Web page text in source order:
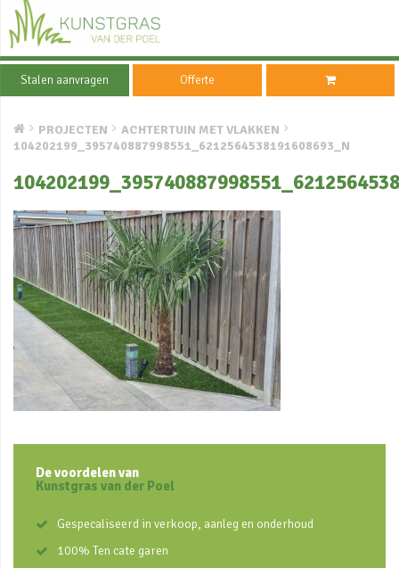
Stalen aanvragen Offerte
PROJECTEN
ACHTERTUIN MET VLAKKEN
104202199_395740887998551_6212564538191608693_N
De voordelen van
Kunstgras van der Poel
Gespecaliseerd in verkoop, aanleg en onderhoud
100% Ten cate garen